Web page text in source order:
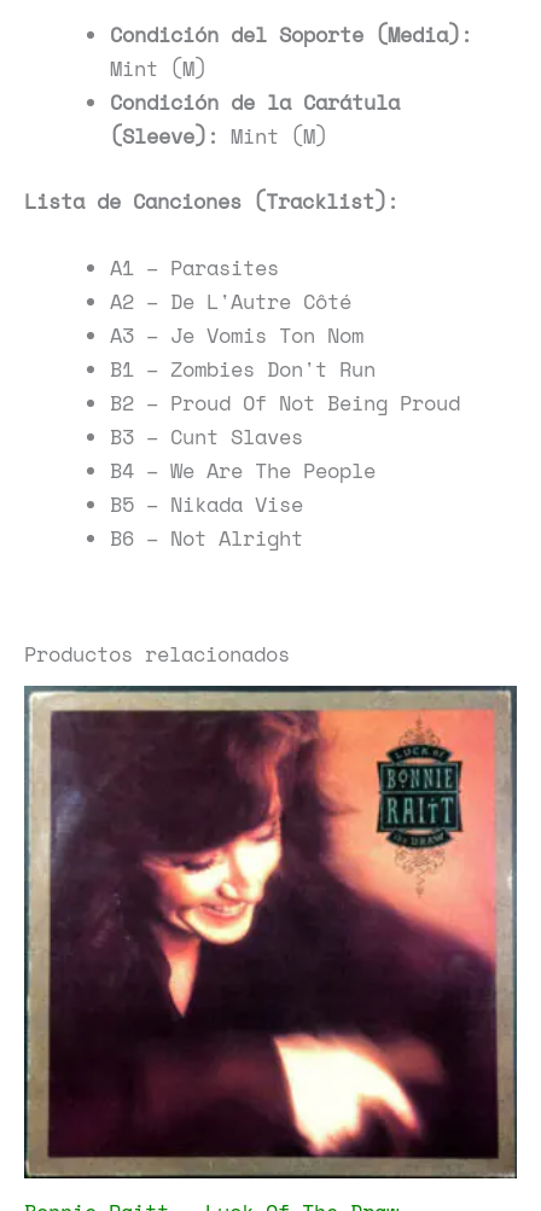
Condición del Soporte (Media):
Mint (M)
Condición de la Carátula
(Sleeve): Mint (M)
Lista de Canciones (Tracklist):
A1 – Parasites
A2 – De L'Autre Côté
A3 – Je Vomis Ton Nom
B1 – Zombies Don't Run
B2 – Proud Of Not Being Proud
B3 – Cunt Slaves
B4 – We Are The People
B5 – Nikada Vise
B6 – Not Alright
Productos relacionados